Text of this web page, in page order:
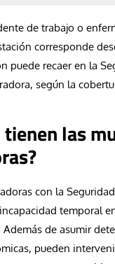
de trabajo o
corresponde
puede recaer en la
según la
tienen las
con la
temporal
de asumir
pueden